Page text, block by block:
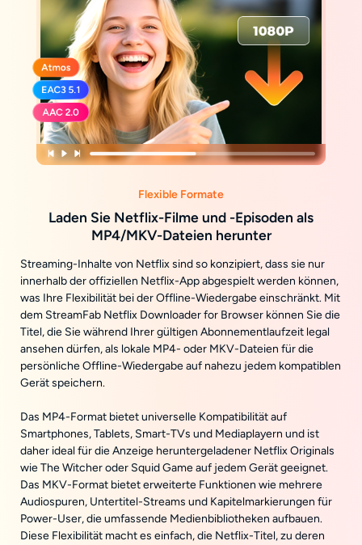
Flexible Formate
Laden Sie Netflix-Filme und -Episoden als
MP4/MKV-Dateien herunter
Streaming-Inhalte von Netflix sind so konzipiert, dass sie nur
innerhalb der offiziellen Netflix-App abgespielt werden können,
was Ihre Flexibilität bei der Offline-Wiedergabe einschränkt. Mit
dem StreamFab Netflix Downloader for Browser können Sie die
Titel, die Sie während Ihrer gültigen Abonnementlaufzeit legal
ansehen dürfen, als lokale MP4- oder MKV-Dateien für die
persönliche Offline-Wiedergabe auf nahezu jedem kompatiblen
Gerät speichern.
Das MP4-Format bietet universelle Kompatibilität auf
Smartphones, Tablets, Smart-TVs und Mediaplayern und ist
daher ideal für die Anzeige heruntergeladener Netflix Originals
wie The Witcher oder Squid Game auf jedem Gerät geeignet.
Das MKV-Format bietet erweiterte Funktionen wie mehrere
Audiospuren, Untertitel-Streams und Kapitelmarkierungen für
Power-User, die umfassende Medienbibliotheken aufbauen.
Diese Flexibilität macht es einfach, die Netflix-Titel, zu deren